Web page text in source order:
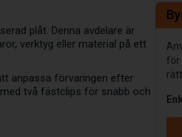
för
plåt. Denna avdelare är
verktyg eller material på ett
anpassa förvaringen efter
två fästclips för snabb och